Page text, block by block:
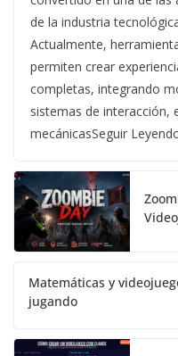
de la industria
Actualmente,
permiten crear
completas, integrando
sistemas de interacción,
mecánicasSeguir
Matemáticas y
jugando